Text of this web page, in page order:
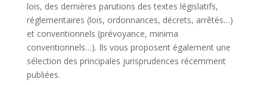
lois, des dernières parutions des textes législatifs,
réglementaires (lois, ordonnances, décrets, arrêtés…)
et conventionnels (prévoyance, minima
conventionnels…). Ils vous proposent également une
sélection des principales jurisprudences récemment
publiées.